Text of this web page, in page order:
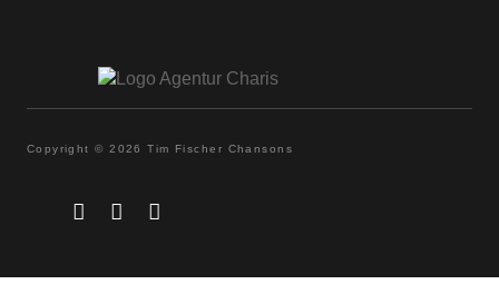
Copyright © 2026 Tim Fischer Chansons